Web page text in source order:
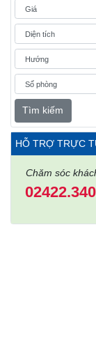
Tìm kiếm
HỖ TRỢ TRỰC
Chăm sóc